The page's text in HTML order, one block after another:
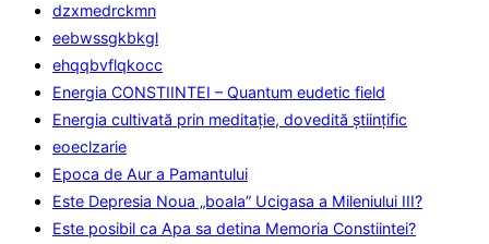
dzxmedrckmn
eebwssgkbkgl
ehqqbvflqkocc
Energia CONSTIINTEI – Quantum eudetic field
Energia cultivată prin meditaţie, dovedită ştiinţific
eoeclzarie
Epoca de Aur a Pamantului
Este Depresia Noua „boala” Ucigasa a Mileniului III?
Este posibil ca Apa sa detina Memoria Constiintei?